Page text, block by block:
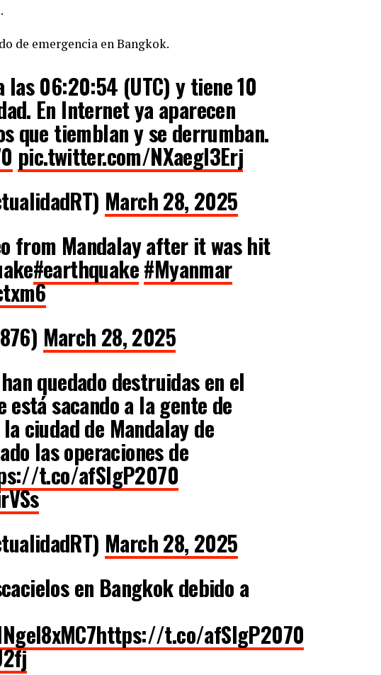
de emergencia en Bangkok.
las 06:20:54 (UTC) y tiene 10
En Internet ya aparecen
que tiemblan y se derrumban.
pic.twitter.com/NXaegI3Erj
March 28, 2025
from Mandalay after it was hit
#earthquake#Myanmar
March 28, 2025
quedado destruidas en el
sacando a la gente de
ciudad de Mandalay de
las operaciones de
t.co/afSIgP2070
March 28, 2025
en Bangkok debido a
https://t.co/afSIgP2070